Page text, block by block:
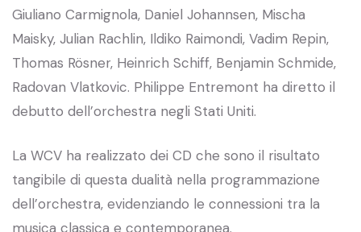
Giuliano Carmignola, Daniel Johannsen, Mischa
Maisky, Julian Rachlin, Ildiko Raimondi, Vadim Repin,
Thomas Rösner, Heinrich Schiff, Benjamin Schmide,
Radovan Vlatkovic. Philippe Entremont ha diretto il
debutto dell’orchestra negli Stati Uniti.
La WCV ha realizzato dei CD che sono il risultato
tangibile di questa dualità nella programmazione
dell’orchestra, evidenziando le connessioni tra la
musica classica e contemporanea.